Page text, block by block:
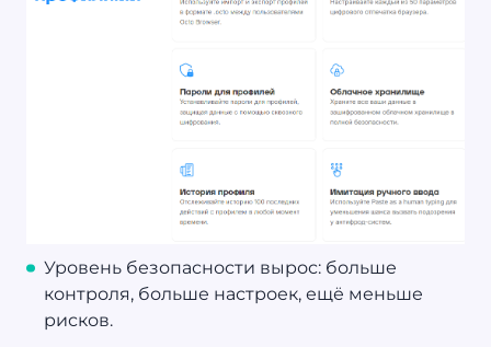
Уровень безопасности вырос: больше
контроля, больше настроек, ещё меньше
рисков.